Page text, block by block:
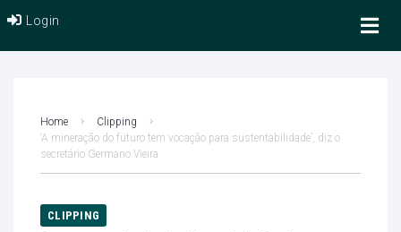
Login
Home
Clipping
‘A mineração do futuro tem vocação para sustentabilidade’, diz o
secretário Germano Vieira
CLIPPING